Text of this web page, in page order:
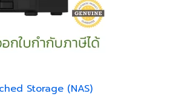
Storage (NAS)